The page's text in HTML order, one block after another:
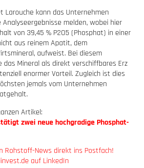
Larouche kann das Unternehmen
melden, wobei hier
von 39,45 % P2O5 (Phosphat) in einer
aus reinem Apatit, dem
aufweist. Bei diesem
das Mineral als direkt verschiffbares Erz
enormer Vorteil. Zugleich ist dies
jemals vom Unternehmen
Artikel:
zwei neue hochgradige Phosphat-
Rohstoff-News direkt ins Postfach!
auf LinkedIn